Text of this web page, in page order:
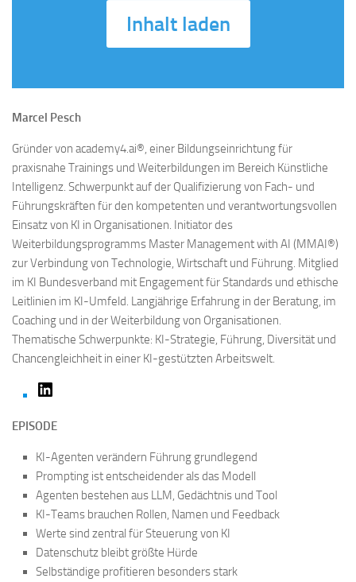
Inhalt laden
Marcel Pesch
Gründer von academy4.ai®, einer Bildungseinrichtung für
praxisnahe Trainings und Weiterbildungen im Bereich Künstliche
Intelligenz. Schwerpunkt auf der Qualifizierung von Fach- und
Führungskräften für den kompetenten und verantwortungsvollen
Einsatz von KI in Organisationen. Initiator des
Weiterbildungsprogramms Master Management with AI (MMAI®)
zur Verbindung von Technologie, Wirtschaft und Führung. Mitglied
im KI Bundesverband mit Engagement für Standards und ethische
Leitlinien im KI-Umfeld. Langjährige Erfahrung in der Beratung, im
Coaching und in der Weiterbildung von Organisationen.
Thematische Schwerpunkte: KI-Strategie, Führung, Diversität und
Chancengleichheit in einer KI-gestützten Arbeitswelt.
EPISODE
KI-Agenten verändern Führung grundlegend
Prompting ist entscheidender als das Modell
Agenten bestehen aus LLM, Gedächtnis und Tool
KI-Teams brauchen Rollen, Namen und Feedback
Werte sind zentral für Steuerung von KI
Datenschutz bleibt größte Hürde
Selbständige profitieren besonders stark